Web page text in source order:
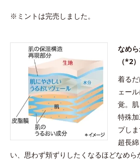
※ミントは完売しました。
なめ
（*2）
着る
ェー
覚。
特殊
プし
超長
い、思わず頬ずりしたくなるほどなめら